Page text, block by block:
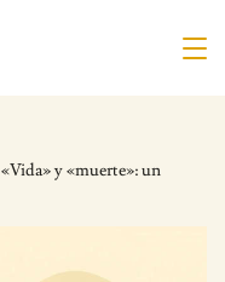
«Vida» y «muerte»: un